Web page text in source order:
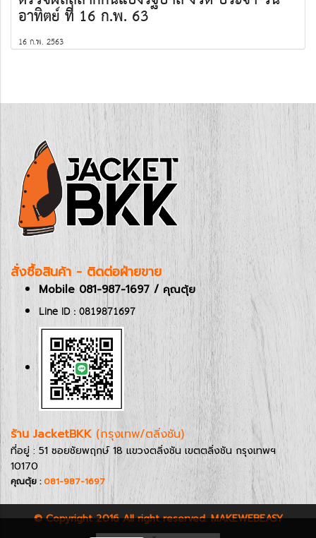
อาทิตย์ ที่ 16 ก.พ. 63
16 ก.พ. 2563
สั่งซื้อสินค้า - ติดต่อฝ่ายขาย
Mobile 081-987-1697 / คุณตุ้ย
Line ID : 0819871697
ร้าน JacketBKK (กรุงเทพ/ตลิ่งชัน)
ที่อยู่ : 51 ซอยชัยพฤกษ์ 18 แขวงตลิ่งชัน เขตตลิ่งชัน กรุงเทพฯ
10170
คุณตุ้ย :081-987-1697
© Copyright 2016 All right reserved. MAKEWEBEASY